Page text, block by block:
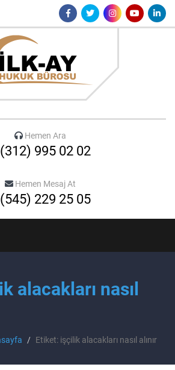
Hemen Ara
995 02 02
Hemen Mesaj At
229 25 05
alacakları nasıl
Etiket: işçilik alacakları nasıl alınır